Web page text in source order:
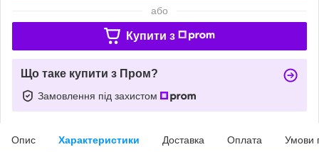
або
Купити з
Що таке купити з Пром?
Замовлення під захистом
Опис Характеристики Доставка Оплата Умови